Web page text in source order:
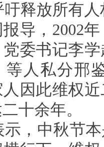
吁释放所有
导，2002
党委书记李
等人私分邢
因此维权
十余年。
示，中秋节